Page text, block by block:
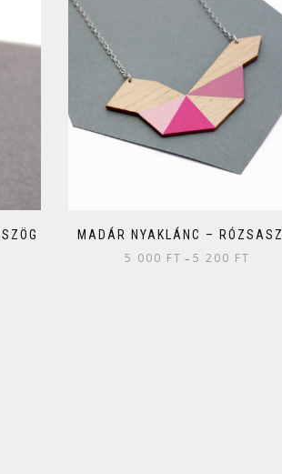
MADÁR NYAKLÁNC –
5 000 FT –5 200 FT